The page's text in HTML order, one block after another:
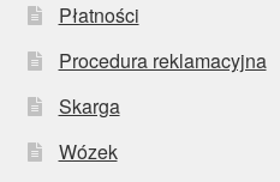
Płatności
Procedura reklamacyjna
Skarga
Wózek